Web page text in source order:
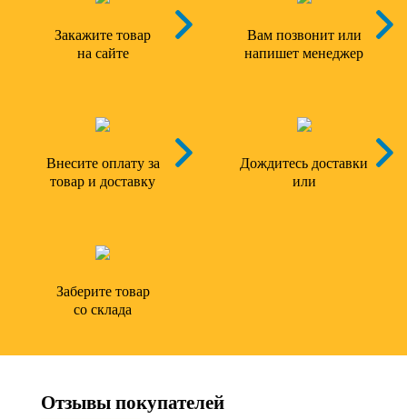
Закажите товар
на сайте
Вам позвонит или
напишет менеджер
Внесите оплату за
товар и доставку
Дождитесь доставки
или
Заберите товар
со склада
Отзывы покупателей